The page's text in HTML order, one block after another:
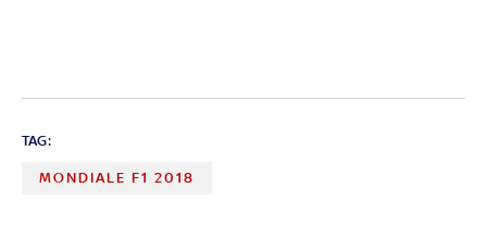
TAG:
MONDIALE F1 2018